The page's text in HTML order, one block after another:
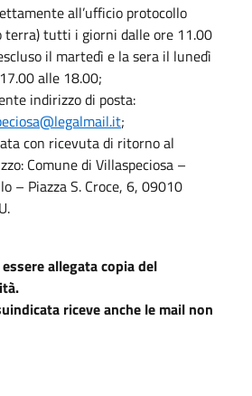
all’ufficio protocollo
terra) tutti i giorni dalle ore 11.00
il martedì e la sera il lunedì
alle 18.00;
indirizzo di posta:
;
con ricevuta di ritorno al
Comune di Villaspeciosa –
– Piazza S. Croce, 6, 09010
allegata copia del
riceve anche le mail non